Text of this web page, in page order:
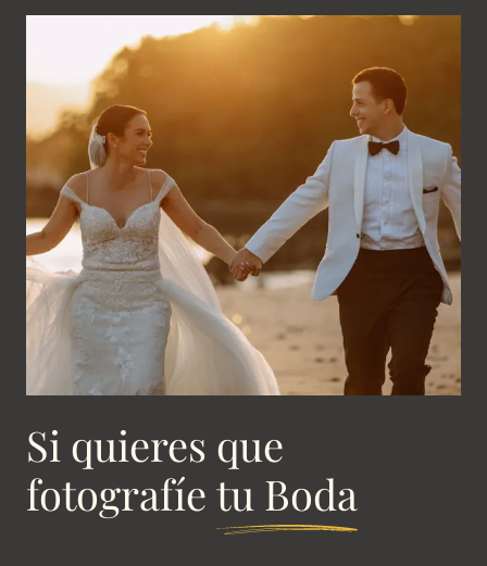
Si quieres que
fotografíetu Boda